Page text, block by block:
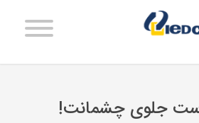
جلوی چشمانت!